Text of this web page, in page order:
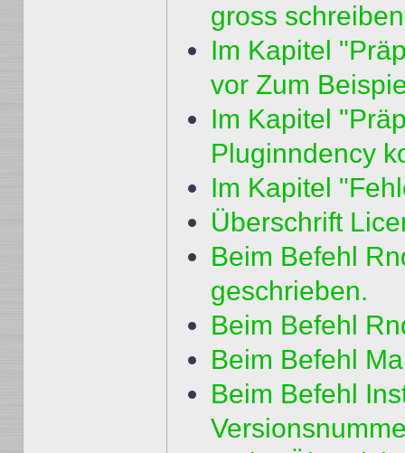
gross
Im Kapitel
vor Zum
Im Kapitel
Pluginndency
Im Kapitel
Überschrift
Beim Befehl
geschrieben.
Beim Befehl
Beim Befehl
Beim Befehl